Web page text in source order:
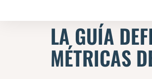
LA GUÍA
MÉTRICAS